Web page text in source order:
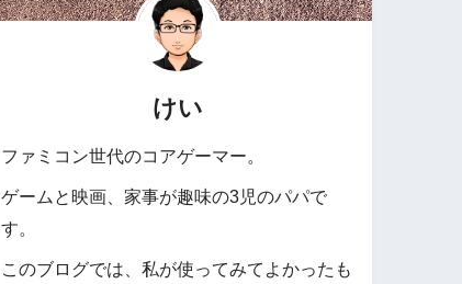
けい
ファミコン世代のコアゲーマー。
ゲームと映画、家事が趣味の3児のパパで
す。
このブログでは、私が使ってみてよかったも